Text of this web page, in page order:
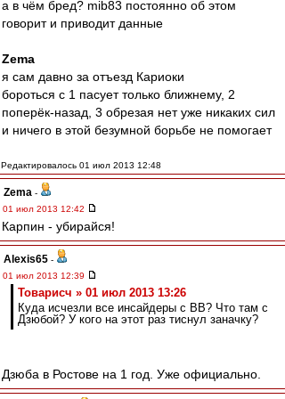
а в чём бред? mib83 постоянно об этом
говорит и приводит данные
Zema
я сам давно за отъезд Кариоки
бороться с 1 пасует только ближнему, 2
поперёк-назад, 3 обрезая нет уже никаких сил
и ничего в этой безумной борьбе не помогает
Редактировалось 01 июл 2013 12:48
Zema -
01 июл 2013 12:42
Карпин - убирайся!
Alexis65 -
01 июл 2013 12:39
Товарисч » 01 июл 2013 13:26
Куда исчезли все инсайдеры с ВВ? Что там с
Дзюбой? У кого на этот раз тиснул заначку?
Дзюба в Ростове на 1 год. Уже официально.